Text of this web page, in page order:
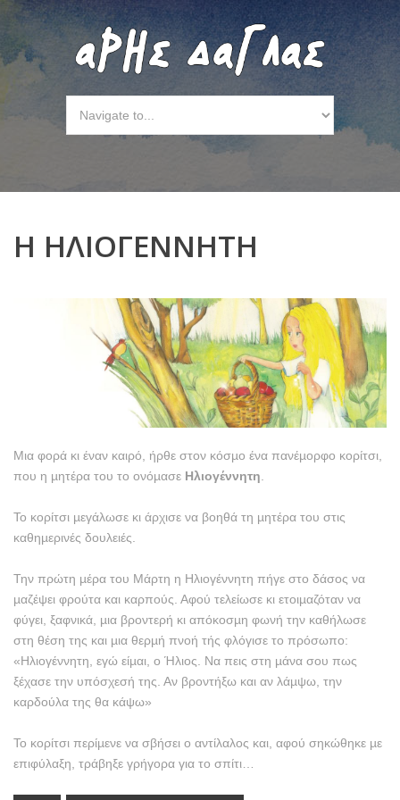
Η ΗΛΙΟΓΕΝΝΗΤΗ
Μια φορά κι έναν καιρό, ήρθε στον κόσµο ένα πανέµορφο κορίτσι,
που η µητέρα του το ονόµασε Ηλιογέννητη.
Το κορίτσι µεγάλωσε κι άρχισε να βοηθά τη µητέρα του στις
καθηµερινές δουλειές.
Την πρώτη µέρα του Μάρτη η Ηλιογέννητη πήγε στο δάσος να
µαζέψει φρούτα και καρπούς. Αφού τελείωσε κι ετοιµαζόταν να
φύγει, ξαφνικά, µια βροντερή κι απόκοσµη φωνή την καθήλωσε
στη θέση της και µια θερµή πνοή τής φλόγισε το πρόσωπο:
«Ηλιογέννητη, εγώ είµαι, ο Ήλιος. Να πεις στη µάνα σου πως
ξέχασε την υπόσχεσή της. Αν βροντήξω και αν λάµψω, την
καρδούλα της θα κάψω»
Το κορίτσι περίµενε να σβήσει ο αντίλαλος και, αφού σηκώθηκε µε
επιφύλαξη, τράβηξε γρήγορα για το σπίτι…